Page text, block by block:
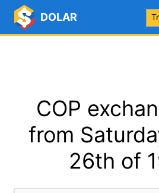
DOLAR
COP
from
26th of